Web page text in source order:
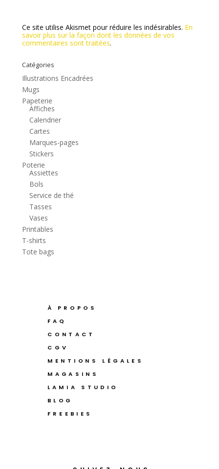
Ce site utilise Akismet pour réduire les indésirables. En
savoir plus sur la façon dont les données de vos
commentaires sont traitées.
Catégories
Illustrations Encadrées
Mugs
Papeterie
Affiches
Calendrier
Cartes
Marques-pages
Stickers
Poterie
Assiettes
Bols
Service de thé
Tasses
Vases
Printables
T-shirts
Tote bags
À PROPOS
FAQ
CONTACT
CGV
MENTIONS LÉGALES
MAGASINS
LAMIA STUDIO
BLOG
FREEBIES